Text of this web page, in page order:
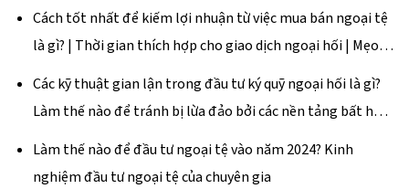
Cách tốt nhất để kiếm lợi nhuận từ việc mua bán ngoại tệ
là gì? | Thời gian thích hợp cho giao dịch ngoại hối | Mẹo
kiếm tiền
Các kỹ thuật gian lận trong đầu tư ký quỹ ngoại hối là gì?
Làm thế nào để tránh bị lừa đảo bởi các nền tảng bất hợp
pháp?
Làm thế nào để đầu tư ngoại tệ vào năm 2024? Kinh
nghiệm đầu tư ngoại tệ của chuyên gia